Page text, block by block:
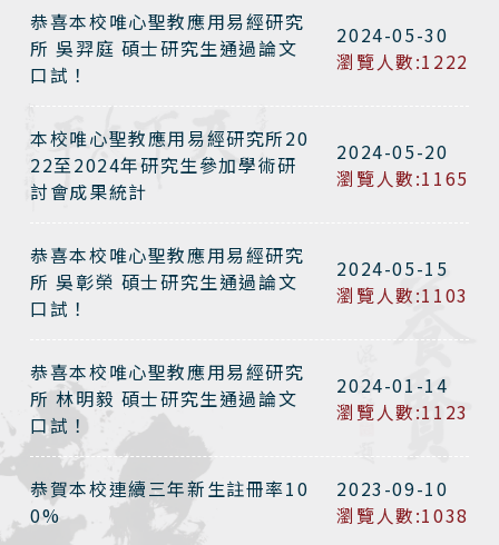
恭喜本校唯心聖教應用易經研究
所 吳羿庭 碩士研究生通過論文
口試！
2024-05-30
瀏覽人數:1222
本校唯心聖教應用易經研究所20
22至2024年研究生參加學術研
討會成果統計
2024-05-20
瀏覽人數:1165
恭喜本校唯心聖教應用易經研究
所 吳彰榮 碩士研究生通過論文
口試！
2024-05-15
瀏覽人數:1103
恭喜本校唯心聖教應用易經研究
所 林明毅 碩士研究生通過論文
口試！
2024-01-14
瀏覽人數:1123
恭賀本校連續三年新生註冊率10
0%
2023-09-10
瀏覽人數:1038